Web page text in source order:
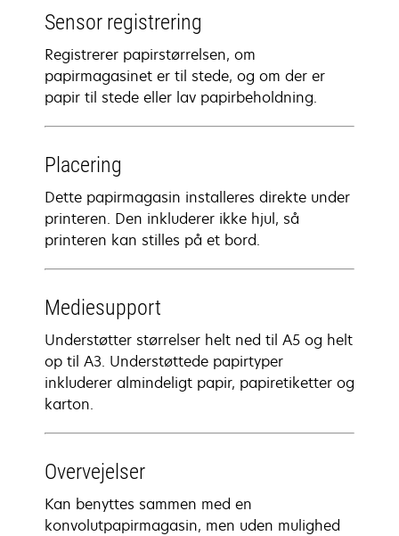
Sensor registrering
Registrerer papirstørrelsen, om
papirmagasinet er til stede, og om der er
papir til stede eller lav papirbeholdning.
Placering
Dette papirmagasin installeres direkte under
printeren. Den inkluderer ikke hjul, så
printeren kan stilles på et bord.
Mediesupport
Understøtter størrelser helt ned til A5 og helt
op til A3. Understøttede papirtyper
inkluderer almindeligt papir, papiretiketter og
karton.
Overvejelser
Kan benyttes sammen med en
konvolutpapirmagasin, men uden mulighed